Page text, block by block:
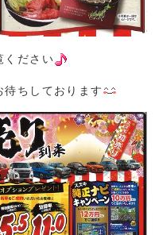
ください
ちしております